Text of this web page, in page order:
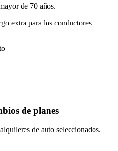
de 70 años.
extra para los conductores
de planes
de auto seleccionados.